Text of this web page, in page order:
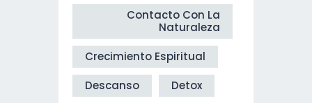
Contacto Con La
Naturaleza
Crecimiento Espiritual
Descanso
Detox